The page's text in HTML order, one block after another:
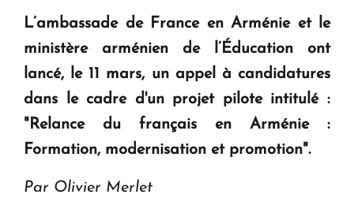
KASA : 30 ans d'audace, de résilience et d'avenir
en Arménie
Le premier hôtel Hyatt Regency d'Arménie
ouvrira ses portes à Dilijan
L’ambassade de France en Arménie et le
ministère arménien de l’Éducation ont
lancé, le 11 mars, un appel à candidatures
dans le cadre d'un projet pilote intitulé :
"Relance du français en Arménie :
Formation, modernisation et promotion".
Par Olivier Merlet